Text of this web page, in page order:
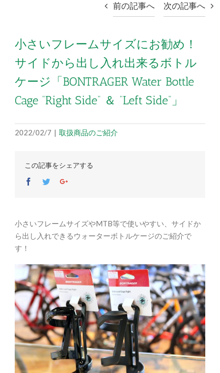
前の記事へ 次の記事へ
小さいフレームサイズにお勧め！
サイドから出し入れ出来るボトル
ケージ「BONTRAGER Water Bottle
Cage “Right Side” ＆ “Left Side”」
2022/02/7 | 取扱商品のご紹介
この記事をシェアする
Facebook
TwitterGoogle+
小さいフレームサイズやMTB等で使いやすい、サイドか
ら出し入れできるウォーターボトルケージのご紹介で
す！